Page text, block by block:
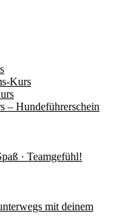
Kurs
– Hundeführerschein
· Teamgefühl!
mit deinem